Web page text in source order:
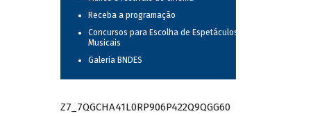
Receba a programação
Concursos para Escolha de Espetáculos
Musicais
Galeria BNDES
Z7_7QGCHA41L0RP906P422Q9QGG60